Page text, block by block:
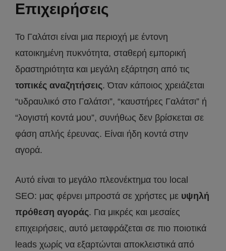
Επιχειρήσεις
Το Γαλάτσι είναι μια περιοχή με έντονη
κατοικημένη πυκνότητα, σταθερή εμπορική
δραστηριότητα και μεγάλη εξάρτηση από τις
τοπικές αναζητήσεις. Όταν κάποιος χρειάζεται
“υδραυλικό στο Γαλάτσι”, “καυστήρες Γαλάτσι” ή
“λογιστή κοντά μου”, συνήθως δεν βρίσκεται σε
φάση απλής έρευνας. Είναι ήδη κοντά στην
αγορά.
Αυτό είναι το μεγάλο πλεονέκτημα του local
SEO: μας φέρνει μπροστά σε χρήστες με υψηλή
πρόθεση αγοράς. Για μικρές και μεσαίες
επιχειρήσεις, αυτό μεταφράζεται σε πιο ποιοτικά
leads χωρίς να εξαρτώνται αποκλειστικά από